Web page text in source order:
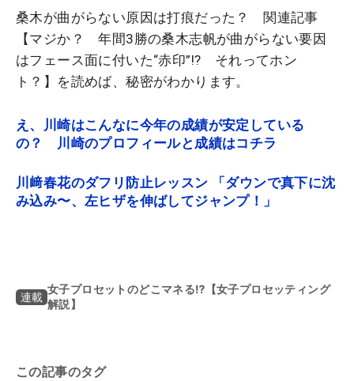
桑木が曲がらない原因は打痕だった？ 関連記事
【マジか？ 年間3勝の桑木志帆が曲がらない要因
はフェース面に付いた“赤印”!? それってホン
ト？】を読めば、秘密がわかります。
え、川崎はこんなに今年の成績が安定している
の？ 川崎のプロフィールと成績はコチラ
川﨑春花のダフリ防止レッスン 「ダウンで真下に沈
み込み〜、左ヒザを伸ばしてジャンプ！」
連載
女子プロセットのどこマネる⁉【女子プロセッティング
解説】
この記事のタグ